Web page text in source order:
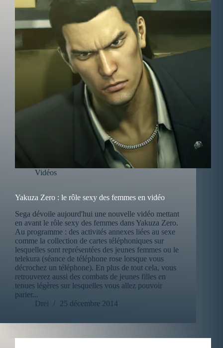
Vidéos
Yakuza Zero : le rôle sexy des femmes en vidéo
Sega dévoile aujourd'hui une nouvelle vidéo mettant
en avant le rôle sexy des femmes dans Yakuza Zero.
Au programme : des activités annexes liées au sexe
comme la collection de cartes téléphoniques sur
lesquelles sont représentées des jeunes femmes ou le
telekura (séance de téléphone rose lorsque vous
décrochez un téléphone). En plus de tout cela, vous
retrouverez aussi des combats de jeunes filles en
tenues légères sur lesquelles vous allez pouvoir
parier...
Drei
25 décembre 2014